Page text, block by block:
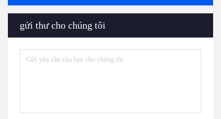
gửi thư cho chúng tôi